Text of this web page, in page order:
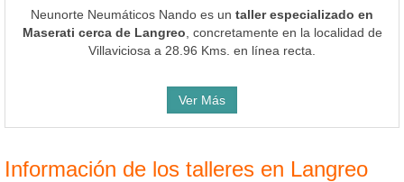
Neunorte Neumáticos Nando es un taller especializado en
Maserati cerca de Langreo , concretamente en la localidad de
Villaviciosa a 28.96 Kms. en línea recta.
Ver Más
Información de los talleres en Langreo